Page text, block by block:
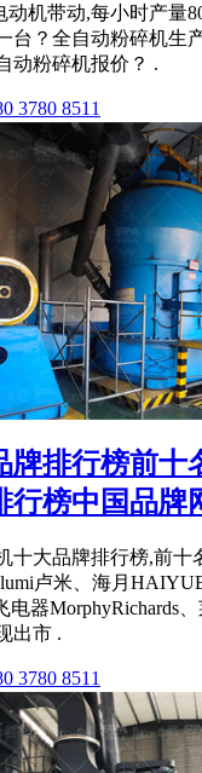
动机带动,每小时产量
台？全自动粉碎机生
动粉碎机报价？ .
3780 8511
牌排行榜前十
行榜中国品牌
十大品牌排行榜,前十
lumi卢米、海月
电器MorphyRichards
出市 .
3780 8511